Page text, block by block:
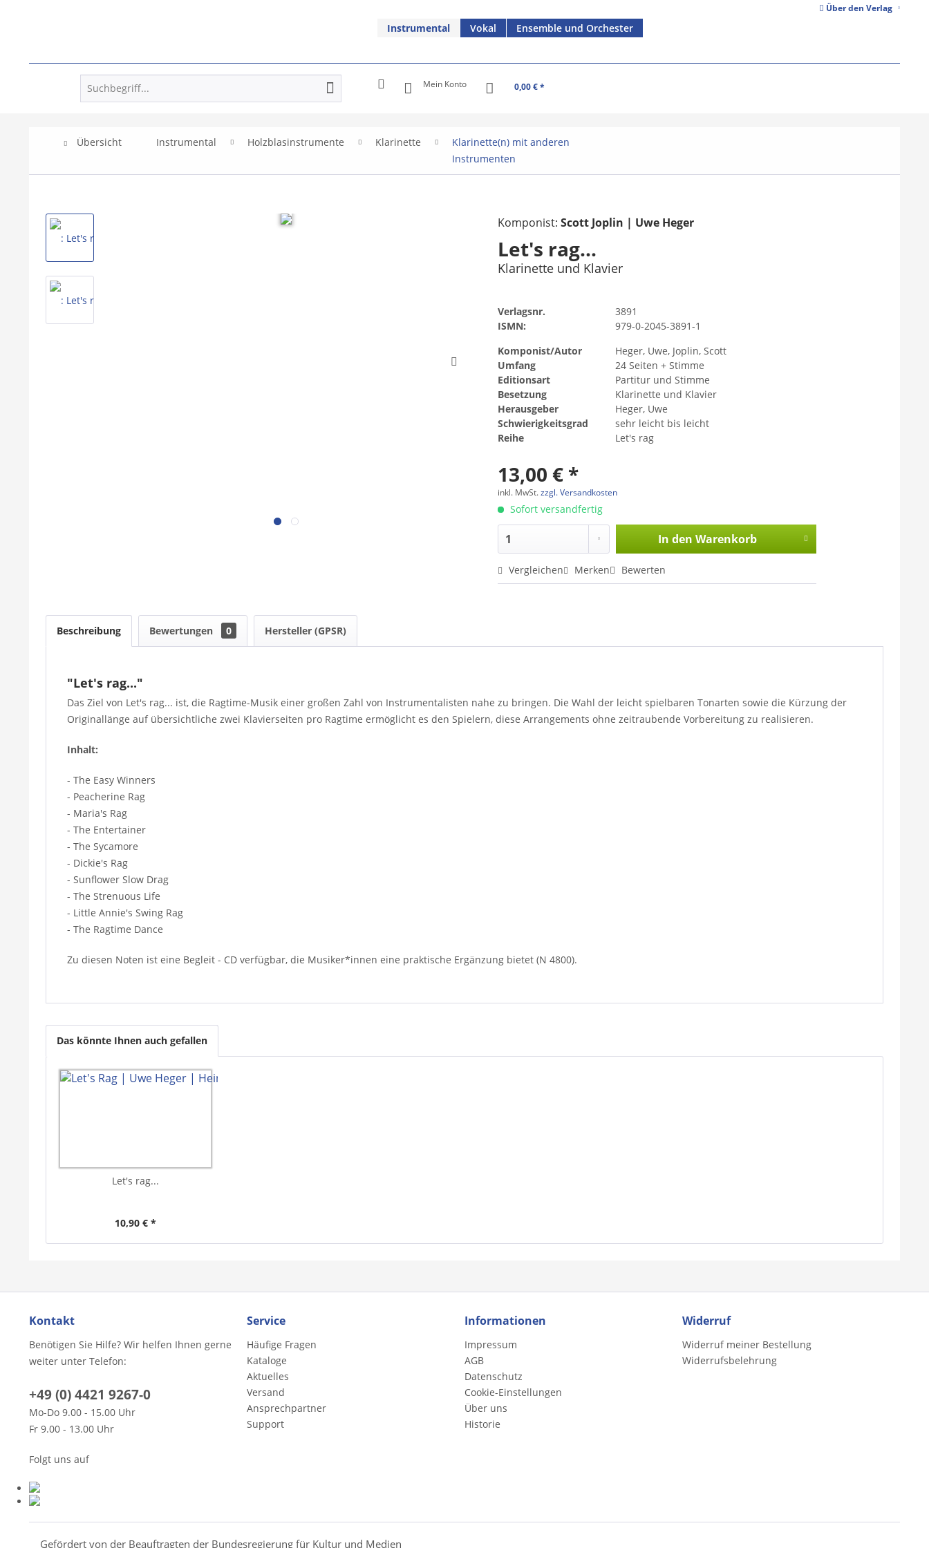
Über den Verlag
Instrumental Vokal Ensemble und Orchester
Mein Konto 0,00 € *
Übersicht Instrumental Holzblasinstrumente Klarinette
Klarinette(n) mit anderen
Instrumenten
Komponist:Scott Joplin | Uwe Heger
Let's rag...
Klarinette und Klavier
Verlagsnr.
3891
ISMN:
979-0-2045-3891-1
Komponist/Autor
Heger, Uwe, Joplin, Scott
Umfang
24 Seiten + Stimme
Editionsart
Partitur und Stimme
Besetzung
Klarinette und Klavier
Herausgeber
Heger, Uwe
Schwierigkeitsgrad
sehr leicht bis leicht
Reihe
Let's rag
13,00 € *
inkl. MwSt.zzgl. Versandkosten
Sofort versandfertig
In den Warenkorb
Vergleichen Merken Bewerten
Beschreibung Bewertungen 0 Hersteller (GPSR)
"Let's rag..."
Das Ziel von Let's rag... ist, die Ragtime-Musik einer großen Zahl von Instrumentalisten nahe zu bringen. Die Wahl der leicht spielbaren Tonarten sowie die Kürzung der
Originallänge auf übersichtliche zwei Klavierseiten pro Ragtime ermöglicht es den Spielern, diese Arrangements ohne zeitraubende Vorbereitung zu realisieren.
Inhalt:
- The Easy Winners
- Peacherine Rag
- Maria's Rag
- The Entertainer
- The Sycamore
- Dickie's Rag
- Sunflower Slow Drag
- The Strenuous Life
- Little Annie's Swing Rag
- The Ragtime Dance
Zu diesen Noten ist eine Begleit - CD verfügbar, die Musiker*innen eine praktische Ergänzung bietet (N 4800).
Das könnte Ihnen auch gefallen
Let's rag...
10,90 € *
Kontakt
Benötigen Sie Hilfe? Wir helfen Ihnen gerne
weiter unter Telefon:
+49 (0) 4421 9267-0
Mo-Do 9.00 - 15.00 Uhr
Fr 9.00 - 13.00 Uhr
Folgt uns auf
Service
Häufige Fragen
Kataloge
Aktuelles
Versand
Ansprechpartner
Support
Informationen
Impressum
AGB
Datenschutz
Cookie-Einstellungen
Über uns
Historie
Widerruf
Widerruf meiner Bestellung
Widerrufsbelehrung
Gefördert von der Beauftragten der Bundesregierung für Kultur und Medien